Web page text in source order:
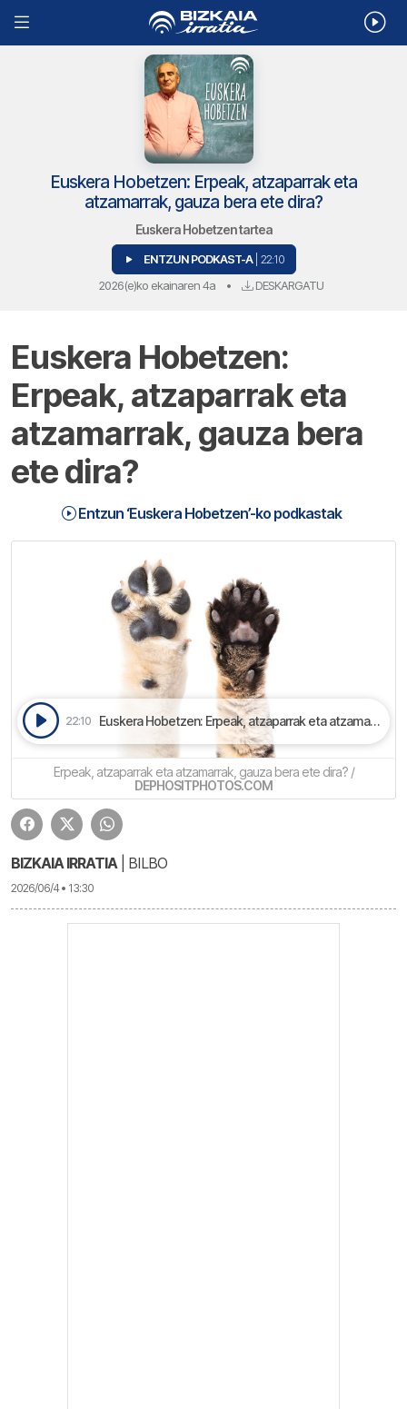
Euskera Hobetzen: Erpeak, atzaparrak eta
atzamarrak, gauza bera ete dira?
Euskera Hobetzen tartea
ENTZUN PODKAST-A | 22:10
2026(e)ko ekainaren 4a • DESKARGATU
Euskera Hobetzen:
Erpeak, atzaparrak eta
atzamarrak, gauza bera
ete dira?
Entzun ‘Euskera Hobetzen’-ko podkastak
22:10 Euskera Hobetzen: Erpeak, atzaparrak eta atzamarrak, gauza bera ete dira? | Euskera Hobetzen
Erpeak, atzaparrak eta atzamarrak, gauza bera ete dira? /
DEPHOSITPHOTOS.COM
BIZKAIA IRRATIA | BILBO
2026/06/4 • 13:30